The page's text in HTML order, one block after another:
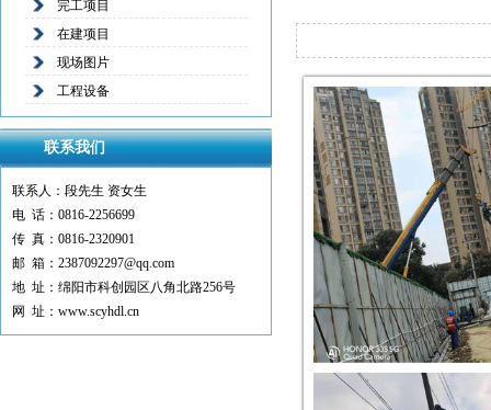
完工项目
在建项目
现场图片
工程设备
联系我们
联系人：段先生 资女生
电 话：0816-2256699
传 真：0816-2320901
邮 箱：2387092297@qq.com
地 址：绵阳市科创园区八角北路256号
网 址：www.scyhdl.cn